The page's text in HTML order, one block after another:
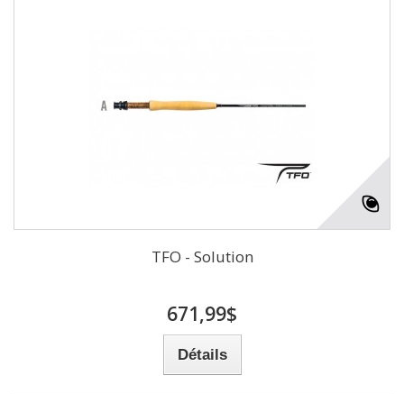
TFO - Solution
671,99$
Détails